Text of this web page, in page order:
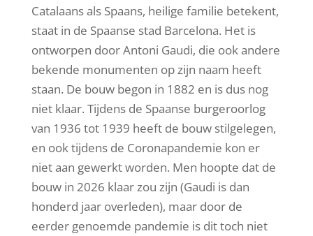
Catalaans als Spaans, heilige familie betekent,
staat in de Spaanse stad Barcelona. Het is
ontworpen door Antoni Gaudi, die ook andere
bekende monumenten op zijn naam heeft
staan. De bouw begon in 1882 en is dus nog
niet klaar. Tijdens de Spaanse burgeroorlog
van 1936 tot 1939 heeft de bouw stilgelegen,
en ook tijdens de Coronapandemie kon er
niet aan gewerkt worden. Men hoopte dat de
bouw in 2026 klaar zou zijn (Gaudi is dan
honderd jaar overleden), maar door de
eerder genoemde pandemie is dit toch niet